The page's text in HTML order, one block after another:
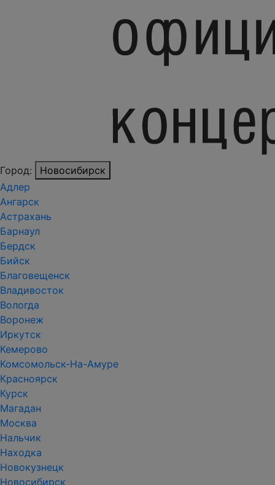
Город:
Новосибирск
Адлер
Ангарск
Астрахань
Барнаул
Бердск
Бийск
Благовещенск
Владивосток
Вологда
Воронеж
Иркутск
Кемерово
Комсомольск-На-Амуре
Красноярск
Курск
Магадан
Москва
Нальчик
Находка
Новокузнецк
Новосибирск